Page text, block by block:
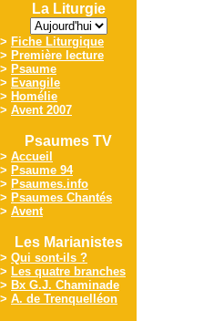
La Liturgie
> Fiche Liturgique
> Première lecture
> Psaume
> Evangile
> Homélie
> Avent 2007
Psaumes TV
> Accueil
> Psaume 94
> Psaumes.info
> Psaumes Chantés
> Avent
Les Marianistes
> Qui sont-ils ?
> Les quatre branches
> Bx G.J. Chaminade
> A. de Trenquelléon